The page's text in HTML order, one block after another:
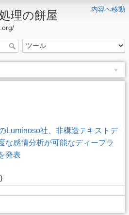
内容へ移動
理の餅屋
Luminoso社、非構造テキストデ
な感情分析が可能なディープラ
発表
)